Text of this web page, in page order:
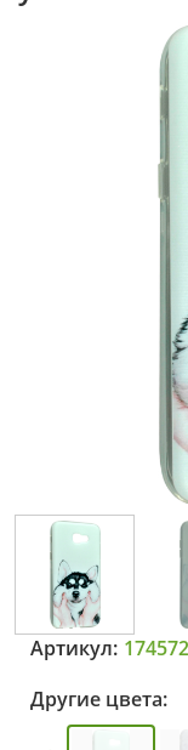
Артикул: 174572
Другие цвета: